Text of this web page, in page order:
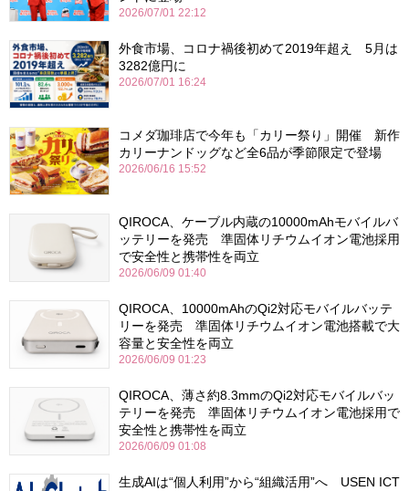
2026/07/01 22:12
外食市場、コロナ禍後初めて2019年超え 5月は
3282億円に
2026/07/01 16:24
コメダ珈琲店で今年も「カリー祭り」開催 新作
カリーナンドッグなど全6品が季節限定で登場
2026/06/16 15:52
QIROCA、ケーブル内蔵の10000mAhモバイルバ
ッテリーを発売 準固体リチウムイオン電池採用
で安全性と携帯性を両立
2026/06/09 01:40
QIROCA、10000mAhのQi2対応モバイルバッテ
リーを発売 準固体リチウムイオン電池搭載で大
容量と安全性を両立
2026/06/09 01:23
QIROCA、薄さ約8.3mmのQi2対応モバイルバッ
テリーを発売 準固体リチウムイオン電池採用で
安全性と携帯性を両立
2026/06/09 01:08
生成AIは“個人利用”から“組織活用”へ USEN ICT